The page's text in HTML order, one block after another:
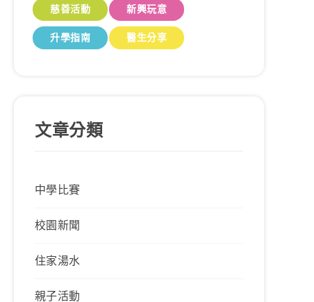
慈善活動 新興玩意
升學指南 醫生分享
文章分類
中學比賽
校園新聞
住家湯水
親子活動